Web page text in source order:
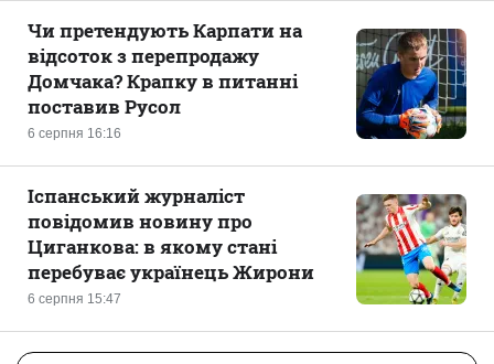
6 серпня 16:16
Чи претендують Карпати на
відсоток з перепродажу
Домчака? Крапку в питанні
поставив Русол
6 серпня 15:47
Іспанський журналіст
повідомив новину про
Циганкова: в якому стані
перебуває українець Жирони